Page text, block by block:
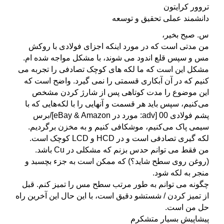
تروور کرایتون
دانشمند عملی تحقیق و توسعه
س. صبح بخیر،
من مدتی است که در مورد اینکه اجزای فولادی با روکش
مس و سپس قلع اندود می شوند، با مشکل مواجه شده ام.
مشکل این است که ما لکه های کوچک تصادفی را تجربه می
کنیم که در آن آبکاری قسمتی را نمی گیرد. واضح است که
این موضوع را مدت کوتاهی پس از شارژ کردن مشخص
می‌کنیم، سپس باید هر قسمت و آنهایی را با لکه‌هایی که با
پشم فولادی 00 [adv: مورد در eBay & Amazon]/برس
سیمی پاک می‌کنیم، موشکافی کنیم و به مخزن برگردیم.
لکه گیری تصادفی است و در HCD و LCD کوچک است.
من فقط می توانم حدس بزنم که مشکلی در Cu باشد.
(روغن روی سطح شاید؟) که ممکن است به جزء بچسبد و
منجر به لکه شود.
چگونه می توانم به طور مرتب سطح مس را تمیز کنم. قبل
از تمیز کردن / شستشو دقیق است، با این حال این آخرین راه
حل من است.
پیشاپیش بسیار متشکرم